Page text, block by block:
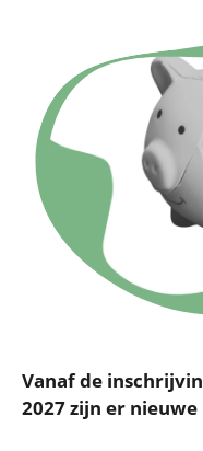
Vanaf de
2027 zijn er